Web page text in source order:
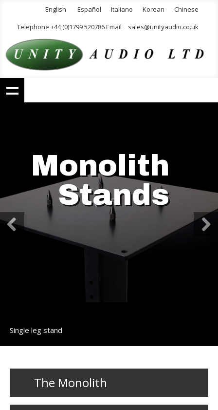
English Español Italiano Korean
Chinese
Telephone +44 (0)1799 520786 Email
sales@unityaudio.co.uk
Monolith
Stands
Single leg stand
The Monolith